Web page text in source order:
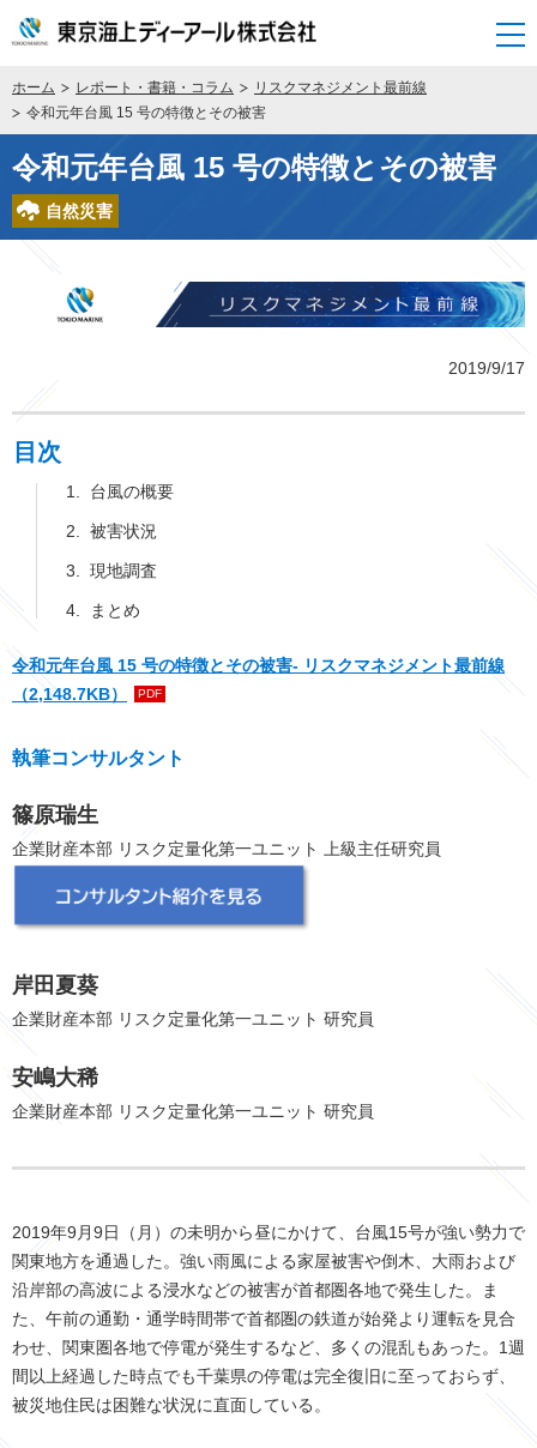
開く
ホーム レポート・書籍・コラム
リスクマネジメント最前線
令和元年台風 15 号の特徴とその被害
令和元年台風 15 号の特徴とその被害
自然災害
2019/9/17
目次
台風の概要
被害状況
現地調査
まとめ
令和元年台風 15 号の特徴とその被害- リスクマネジメント最前線
（2,148.7KB）
PDF
執筆コンサルタント
篠原瑞生
企業財産本部 リスク定量化第一ユニット 上級主任研究員
岸田夏葵
企業財産本部 リスク定量化第一ユニット 研究員
安嶋大稀
企業財産本部 リスク定量化第一ユニット 研究員
2019年9月9日（月）の未明から昼にかけて、台風15号が強い勢力で
関東地方を通過した。強い雨風による家屋被害や倒木、大雨および
沿岸部の高波による浸水などの被害が首都圏各地で発生した。ま
た、午前の通勤・通学時間帯で首都圏の鉄道が始発より運転を見合
わせ、関東圏各地で停電が発生するなど、多くの混乱もあった。1週
間以上経過した時点でも千葉県の停電は完全復旧に至っておらず、
被災地住民は困難な状況に直面している。